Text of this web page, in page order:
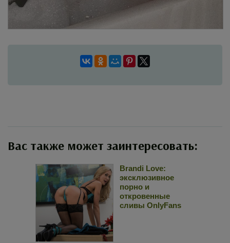
Вас также может заинтересовать:
Brandi Love:
эксклюзивное
порно и
откровенные
сливы OnlyFans